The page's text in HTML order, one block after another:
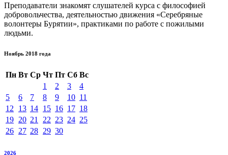
Преподаватели знакомят слушателей курса с философией
добровольчества, деятельностью движения «Серебряные
волонтеры Бурятии», практиками по работе с пожилыми
людьми.
Ноябрь 2018 года
Пн Вт Ср Чт Пт Сб Вс
1
2 3
4
5
6 7 8 9 10 11
12 13 14 15 16 17 18
19 20 21 22 23 24 25
26 27 28 29 30
2026